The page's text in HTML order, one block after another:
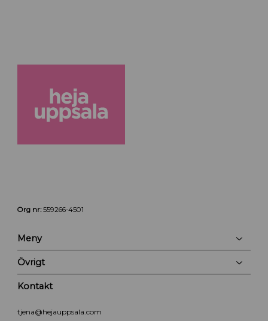
Org nr:559266-4501
Meny
Övrigt
Kontakt
tjena@hejauppsala.com